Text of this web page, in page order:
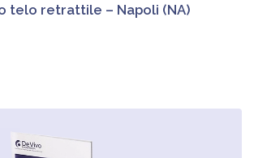
telo retrattile – Napoli (NA)